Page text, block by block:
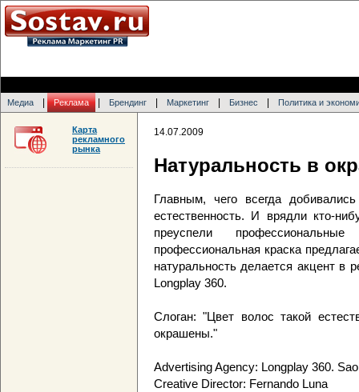
Медиа Реклама Брендинг Маркетинг Бизнес Политика и
14.07.2009
Натуральность в
Главным, чего всегда
естественность. И врядли кто-
преуспели
профессиональная краска
натуральность делается акцент в
Longplay 360.
Слоган: "Цвет волос такой
окрашены."
Advertising Agency: Longplay 360.
Creative Director: Fernando Luna
Карта
рекламного
рынка